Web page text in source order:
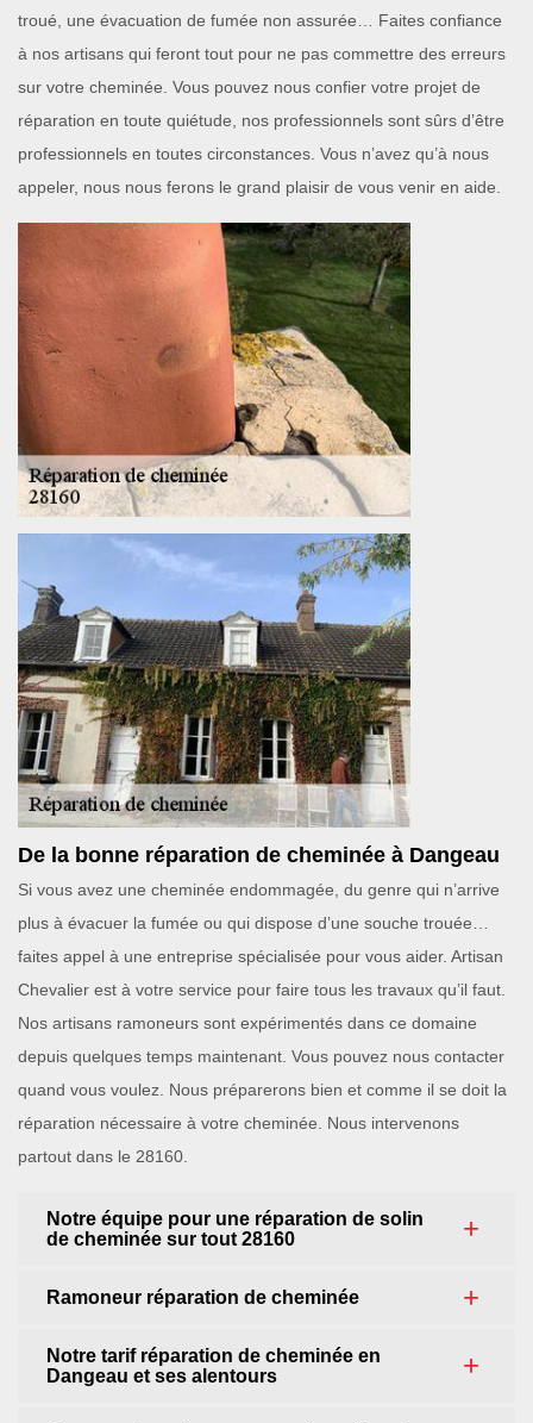
troué, une évacuation de fumée non assurée… Faites confiance
à nos artisans qui feront tout pour ne pas commettre des erreurs
sur votre cheminée. Vous pouvez nous confier votre projet de
réparation en toute quiétude, nos professionnels sont sûrs d’être
professionnels en toutes circonstances. Vous n’avez qu’à nous
appeler, nous nous ferons le grand plaisir de vous venir en aide.
De la bonne réparation de cheminée à Dangeau
Si vous avez une cheminée endommagée, du genre qui n’arrive
plus à évacuer la fumée ou qui dispose d’une souche trouée…
faites appel à une entreprise spécialisée pour vous aider. Artisan
Chevalier est à votre service pour faire tous les travaux qu’il faut.
Nos artisans ramoneurs sont expérimentés dans ce domaine
depuis quelques temps maintenant. Vous pouvez nous contacter
quand vous voulez. Nous préparerons bien et comme il se doit la
réparation nécessaire à votre cheminée. Nous intervenons
partout dans le 28160.
Notre équipe pour une réparation de solin
de cheminée sur tout 28160
Ramoneur réparation de cheminée
Notre tarif réparation de cheminée en
Dangeau et ses alentours